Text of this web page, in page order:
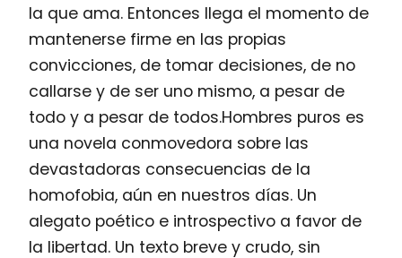
la que ama. Entonces llega el momento de
mantenerse firme en las propias
convicciones, de tomar decisiones, de no
callarse y de ser uno mismo, a pesar de
todo y a pesar de todos.Hombres puros es
una novela conmovedora sobre las
devastadoras consecuencias de la
homofobia, aún en nuestros días. Un
alegato poético e introspectivo a favor de
la libertad. Un texto breve y crudo, sin